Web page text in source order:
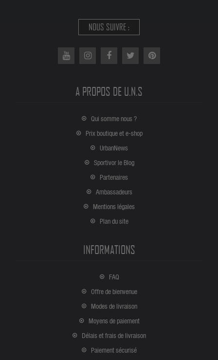
NOUS SUIVRE :
A PROPOS DE U.N.S
Qui somme nous ?
Prix boutique et e-shop
UrbanNews
Sportivor le Blog
Partenaires
Ambassadeurs
Mentions légales
Plan du site
INFORMATIONS
FAQ
Offre de bienvenue
Modes de livraison
Moyens de paiement
Délais et frais de livraison
Paiement sécurisé